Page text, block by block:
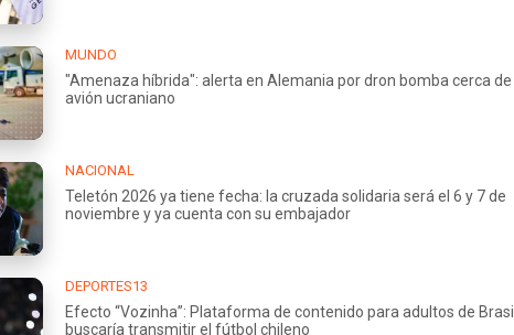
MUNDO
"Amenaza híbrida": alerta en Alemania por dron bomba cerca de
avión ucraniano
NACIONAL
Teletón 2026 ya tiene fecha: la cruzada solidaria será el 6 y 7 de
noviembre y ya cuenta con su embajador
DEPORTES13
Efecto “Vozinha”: Plataforma de contenido para adultos de Brasil
buscaría transmitir el fútbol chileno